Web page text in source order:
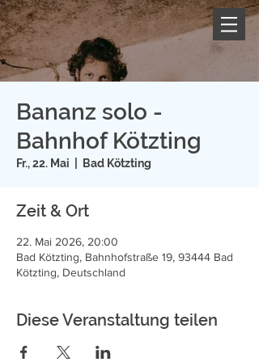
Bananz solo -
Bahnhof Kötzting
Fr., 22. Mai Bad Kötzting
Zeit & Ort
22. Mai 2026, 20:00
Bad Kötzting, Bahnhofstraße 19, 93444 Bad
Kötzting, Deutschland
Diese Veranstaltung teilen